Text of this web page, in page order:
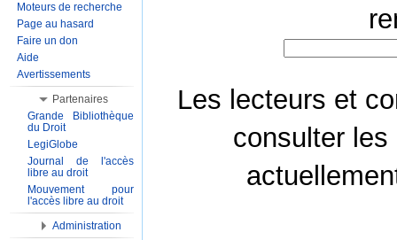
Les lecteurs et
consulter les
Moteurs de recherche
Page au hasard
Faire un don
Aide
Avertissements
Partenaires
Grande Bibliothèque
du Droit
LegiGlobe
Journal de l'accès
libre au droit
Mouvement pour
l'accès libre au droit
Administration